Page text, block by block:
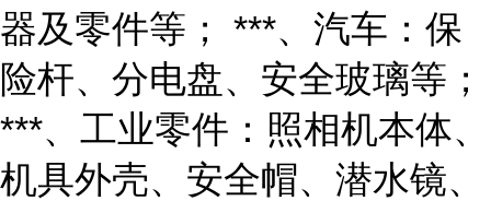
器及零件等； ***、汽车：保
险杆、分电盘、安全玻璃等；
***、工业零件：照相机本体、
机具外壳、安全帽、潜水镜、